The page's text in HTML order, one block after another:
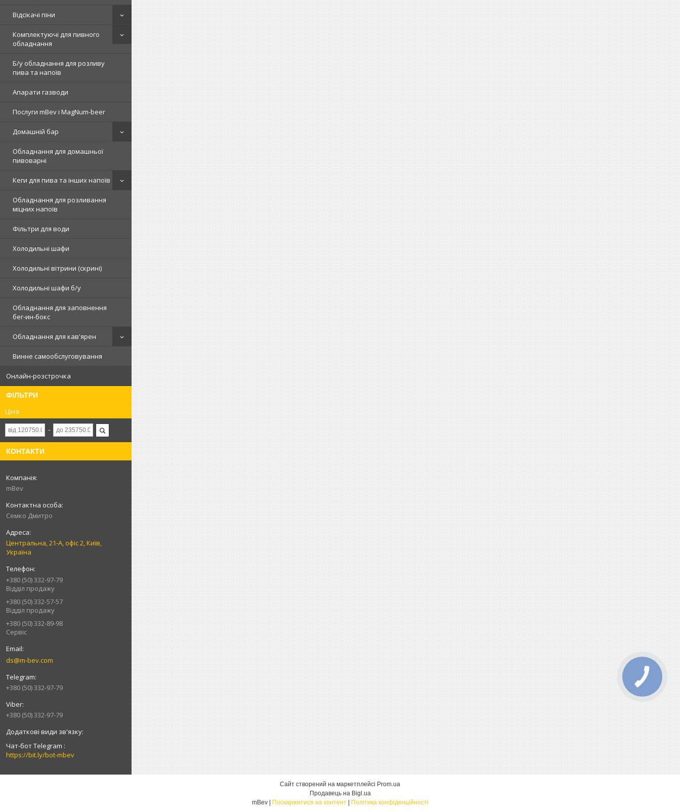
Відсікачі піни
Комплектуючі для пивного
обладнання
Б/у обладнання для розливу
пива та напоїв
Апарати газводи
Послуги mBev і MagNum-beer
Домашній бар
Обладнання для домашньої
пивоварні
Кеги для пива та інших напоїв
Обладнання для розливання
міцних напоїв
Фільтри для води
Холодильні шафи
Холодильні вітрини (скрині)
Холодильні шафи б/у
Обладнання для заповнення
бег-ин-бокс
Обладнання для кав'ярен
Винне самообслуговування
Онлайн-розстрочка
ФІЛЬТРИ
Ціна
КОНТАКТИ
mBev
Cемко Дмитро
Центральна, 21-А, офіс 2, Київ,
Україна
+380 (50) 332-97-79
Відділ продажу
+380 (50) 332-57-57
Відділ продажу
+380 (50) 332-89-98
Сервіс
ds@m-bev.com
+380 (50) 332-97-79
+380 (50) 332-97-79
Чат-бот Telegram
https://bit.ly/bot-mbev
Сайт створений на маркетплейсі Prom.ua
Продавець на Bigl.ua
mBev | Поскаржитися на контент | Політика конфіденційності